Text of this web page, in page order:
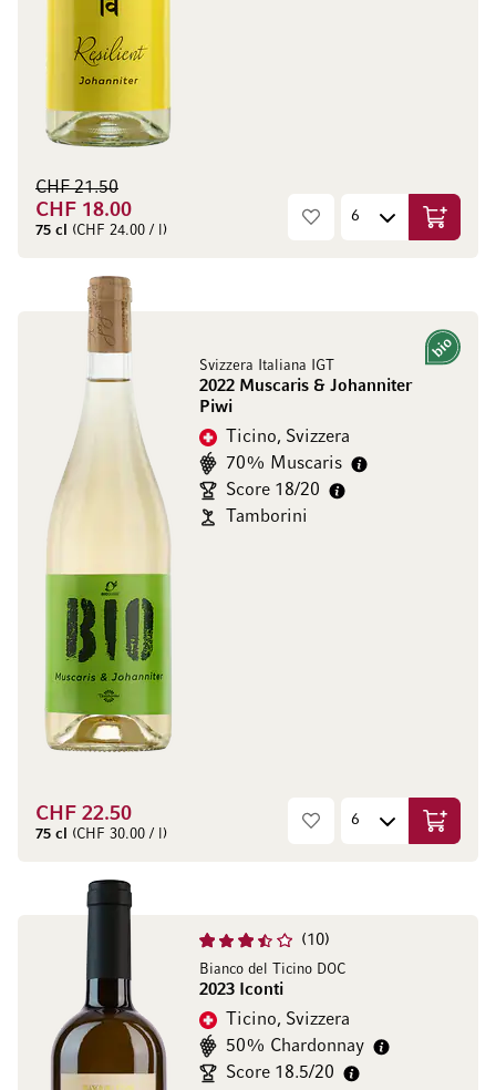
CHF 18.00
CHF 21.50
75 cl (CHF 24.00 / l)
Svizzera Italiana IGT
2022 Muscaris & Johanniter
Piwi
Bio
Ticino, Svizzera
70% Muscaris
Score 18/20
Tamborini
CHF 22.50
75 cl (CHF 30.00 / l)
10
Bianco del Ticino DOC
2023 Iconti
Ticino, Svizzera
50% Chardonnay
Score 18.5/20